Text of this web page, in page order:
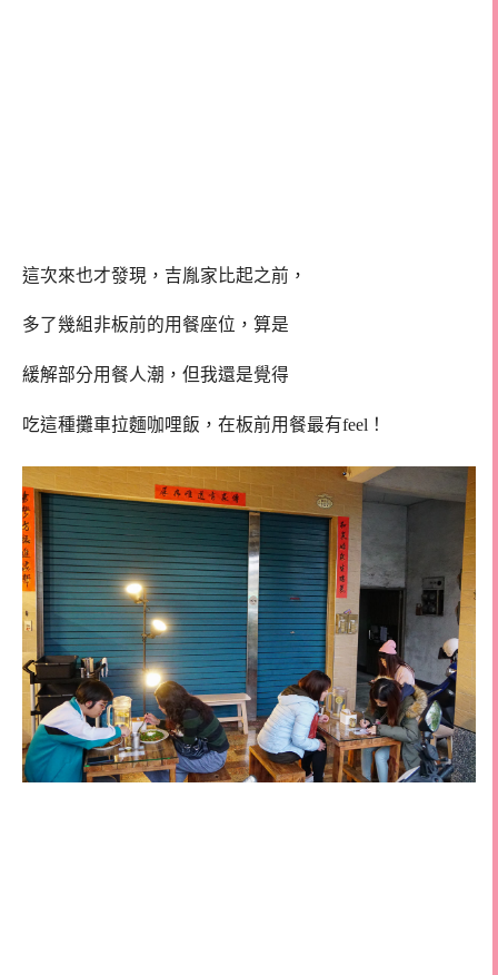
這次來也才發現，吉胤家比起之前，
多了幾組非板前的用餐座位，算是
緩解部分用餐人潮，但我還是覺得
吃這種攤車拉麵咖哩飯，在板前用餐最有feel！